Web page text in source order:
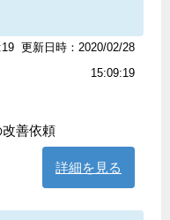
更新日時：2020/02/28
15:09:19
善依頼
詳細を見る